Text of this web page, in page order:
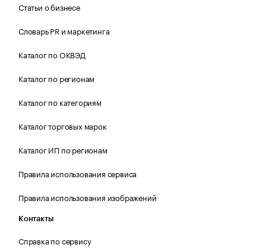
Статьи о бизнесе
Словарь PR и маркетинга
Каталог по ОКВЭД
Каталог по регионам
Каталог по категориям
Каталог торговых марок
Каталог ИП по регионам
Правила использования сервиса
Правила использования изображений
Контакты
Справка по сервису